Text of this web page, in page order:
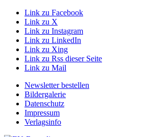
Link zu Facebook
Link zu X
Link zu Instagram
Link zu LinkedIn
Link zu Xing
Link zu Rss dieser Seite
Link zu Mail
Newsletter bestellen
Bildergalerie
Datenschutz
Impressum
Verlagsinfo